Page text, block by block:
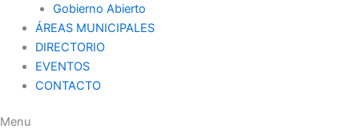
Gobierno Abierto
ÁREAS MUNICIPALES
DIRECTORIO
EVENTOS
CONTACTO
Menu